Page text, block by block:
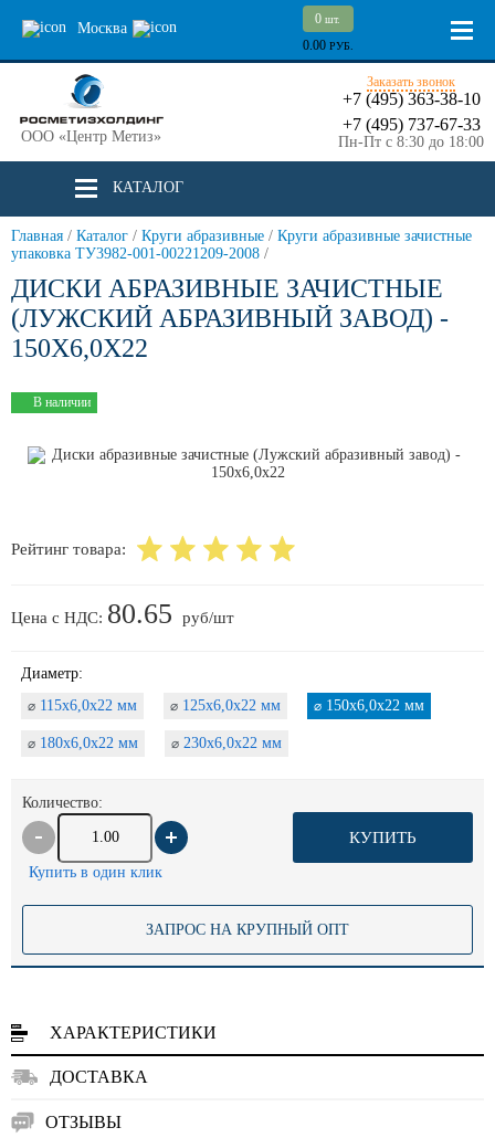
Москва
0 шт.
0.00 РУБ.
ООО «Центр Метиз»
Заказать звонок
+7 (495) 363-38-10
+7 (495) 737-67-33
Пн-Пт с 8:30 до 18:00
КАТАЛОГ
Главная / Каталог / Круги абразивные / Круги абразивные зачистные
упаковка ТУ3982-001-00221209-2008 /
ДИСКИ АБРАЗИВНЫЕ ЗАЧИСТНЫЕ
(ЛУЖСКИЙ АБРАЗИВНЫЙ ЗАВОД) -
150Х6,0Х22
В наличии
Рейтинг товара:
Цена с НДС: 80.65 руб/шт
Диаметр:
⌀ 115х6,0х22 мм ⌀ 125х6,0х22 мм ⌀ 150х6,0х22 мм
⌀ 180х6,0х22 мм ⌀ 230х6,0х22 мм
Количество:
КУПИТЬ
Купить в один клик
ЗАПРОС НА КРУПНЫЙ ОПТ
ХАРАКТЕРИСТИКИ
ДОСТАВКА
ОТЗЫВЫ